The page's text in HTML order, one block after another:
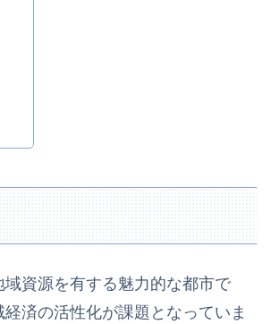
資源を有する魅力的な都市で
済の活性化が課題となっていま